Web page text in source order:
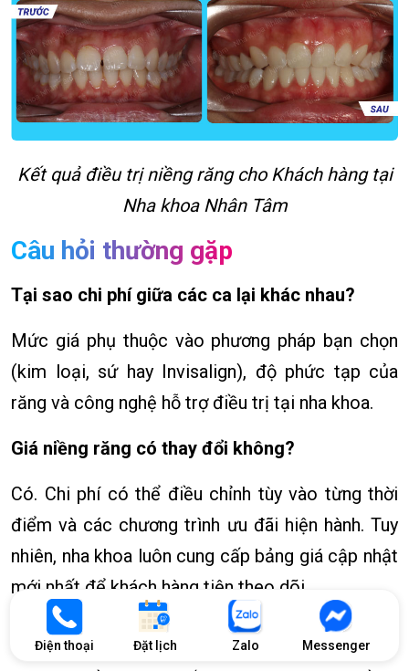
Điện thoại Đặt lịch Zalo Messenger
Kết quả điều trị niềng răng cho Khách hàng tại
Nha khoa Nhân Tâm
Câu hỏi thường gặp
Tại sao chi phí giữa các ca lại khác nhau?
Mức giá phụ thuộc vào phương pháp bạn chọn
(kim loại, sứ hay Invisalign), độ phức tạp của
răng và công nghệ hỗ trợ điều trị tại nha khoa.
Giá niềng răng có thay đổi không?
Có. Chi phí có thể điều chỉnh tùy vào từng thời
điểm và các chương trình ưu đãi hiện hành. Tuy
nhiên, nha khoa luôn cung cấp bảng giá cập nhật
mới nhất để khách hàng tiện theo dõi.
Phương pháp nào có giá cao nhất hiện nay?